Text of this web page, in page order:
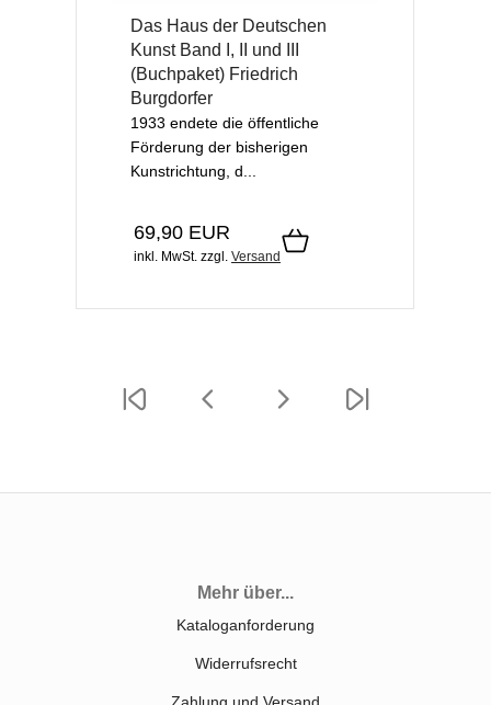
Das Haus der Deutschen
Kunst Band I, II und III
(Buchpaket) Friedrich
Burgdorfer
1933 endete die öffentliche
Förderung der bis­­he­rigen
Kunstrichtung, d...
69,90 EUR
inkl. MwSt. zzgl. Versand
Mehr über...
Kataloganforderung
Widerrufsrecht